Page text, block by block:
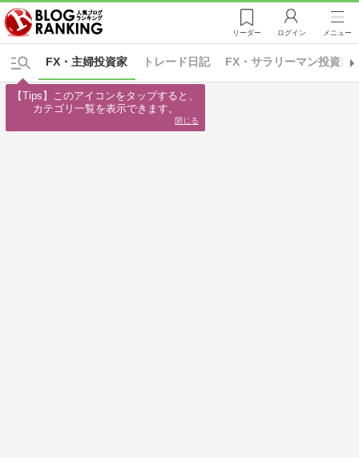
リーダー ログイン メニュー
トレード日記 FX・サラリーマン投資家
FX・主婦投資家
【Tips】このアイコンをタップすると、
カテゴリ一覧を表示できます。
閉じる